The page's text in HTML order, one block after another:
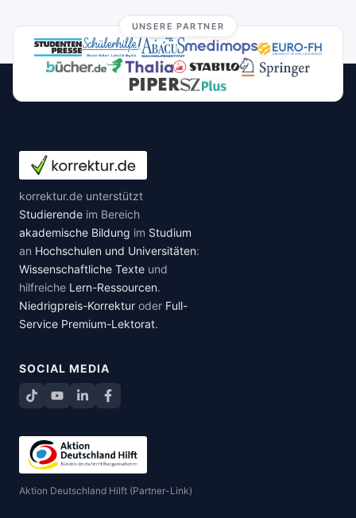
UNSERE PARTNER
korrektur.de unterstützt
Studierende im Bereich
akademische Bildung im Studium
an Hochschulen und Universitäten:
Wissenschaftliche Texte und
hilfreiche Lern-Ressourcen.
Niedrigpreis-Korrektur oder Full-
Service Premium-Lektorat.
SOCIAL MEDIA
TikTokYouTube
LinkedInFacebook teilen
Aktion Deutschland Hilft (Partner-Link)